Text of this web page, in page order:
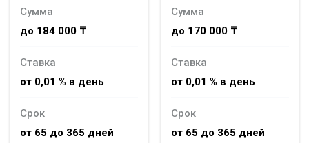
Сумма
до 184 000 ₸
Ставка
от 0,01 % в день
Срок
от 65 до 365 дней
Сумма
до 170 000 ₸
Ставка
от 0,01 % в день
Срок
от 65 до 365 дней